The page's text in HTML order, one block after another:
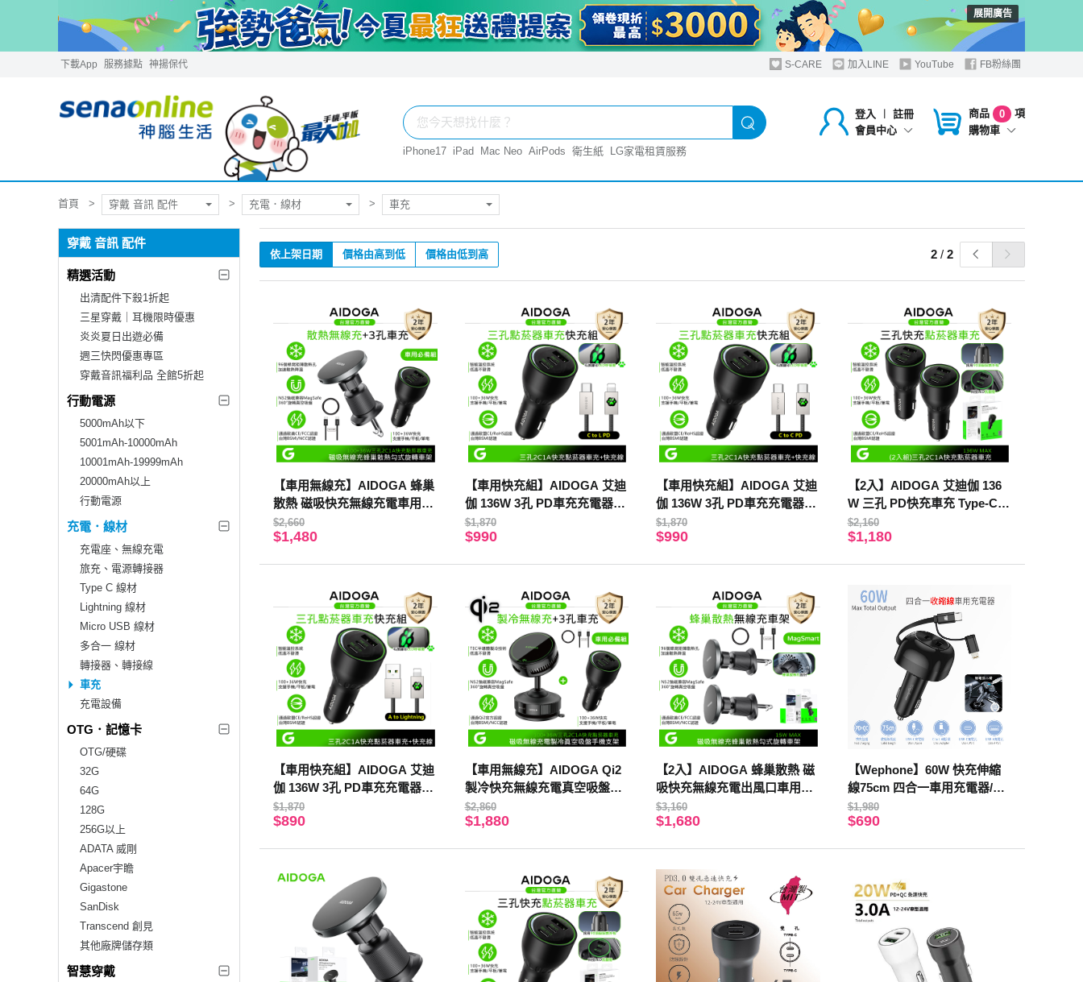
展開廣告
下載App 服務據點 神揚保代 S-CARE 加入LINE YouTube FB粉絲團
登入 ︱
註冊
會員中心
商品 0
項
購物車
iPhone17 iPad Mac Neo AirPods 衛生紙 LG家電租賃服務
首頁 穿戴 音訊 配件 充電．線材 車充
穿戴 音訊 配件
精選活動
出清配件下殺1折起
三星穿戴｜耳機限時優惠
炎炎夏日出遊必備
週三快閃優惠專區
穿戴音訊福利品 全館5折起
行動電源
5000mAh以下
5001mAh-10000mAh
10001mAh-19999mAh
20000mAh以上
行動電源
充電．線材
充電座、無線充電
旅充、電源轉接器
Type C 線材
Lightning 線材
Micro USB 線材
多合一 線材
轉接器、轉接線
車充
充電設備
OTG．記憶卡
OTG/硬碟
32G
64G
128G
256G以上
ADATA 威剛
Apacer宇瞻
Gigastone
SanDisk
Transcend 創見
其他廠牌儲存類
智慧穿戴
依上架日期 價格由高到低 價格由低到高 2 / 2
【車用無線充】AIDOGA 蜂巢
散熱 磁吸快充無線充電車用出
風口手機支架+3孔 136W PD
車用充電器 MagSafe
$2,660
$1,480
【車用快充組】AIDOGA 艾迪
伽 136W 3孔 PD車充充電器點
菸器+C TO L PD充電傳輸線
毛孩 LED
$1,870
$990
【車用快充組】AIDOGA 艾迪
伽 136W 3孔 PD車充充電器點
菸器+C TO C PD充電傳輸線
毛孩 LED
$1,870
$990
【2入】AIDOGA 艾迪伽 136
W 三孔 PD快充車充 Type-C+
USB-A 點菸器車用充電器 LE
D FastPulse
$2,160
$1,180
【車用快充組】AIDOGA 艾迪
伽 136W 3孔 PD車充充電器點
菸器+Lightning充電傳輸線 毛
孩 LED
$1,870
$890
【車用無線充】AIDOGA Qi2
製冷快充無線充電真空吸盤旋
轉手機支架+3孔 PD點菸器車
充
$2,860
$1,880
【2入】AIDOGA 蜂巢散熱 磁
吸快充無線充電出風口車用手
機支架 15W MagSmart系列 1
M MagSafe
$3,160
$1,680
【Wephone】60W 快充伸縮
線75cm 四合一車用充電器/車
充(PD/QC快充協議)
$1,980
$690